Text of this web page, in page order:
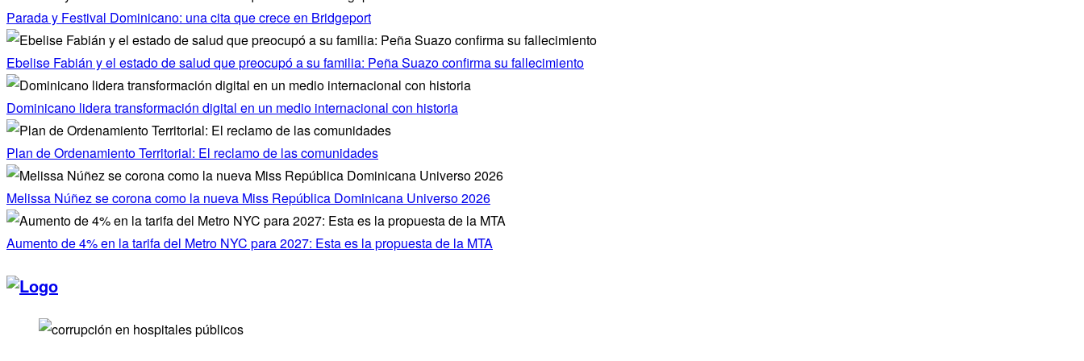
Parada y Festival Dominicano: una cita que crece en Bridgeport
Ebelise Fabián y el estado de salud que preocupó a su familia: Peña Suazo confirma su fallecimiento
Dominicano lidera transformación digital en un medio internacional con historia
Plan de Ordenamiento Territorial: El reclamo de las comunidades
Melissa Núñez se corona como la nueva Miss República Dominicana Universo 2026
Aumento de 4% en la tarifa del Metro NYC para 2027: Esta es la propuesta de la MTA